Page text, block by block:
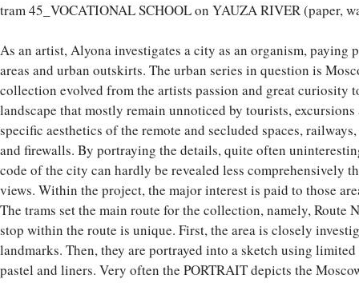
tram 45_VOCATIONAL SCHOOL on YAUZA RIVER (paper,
As an artist, Alyona investigates a city as an organism,
areas and urban outskirts. The urban series in question is
collection evolved from the artists passion and great curiosity
landscape that mostly remain unnoticed by tourists,
specific aesthetics of the remote and secluded spaces,
and firewalls. By portraying the details, quite often
code of the city can hardly be revealed less comprehensively
views. Within the project, the major interest is paid to those
The trams set the main route for the collection, namely, Route
stop within the route is unique. First, the area is closely
landmarks. Then, they are portrayed into a sketch using
pastel and liners. Very often the PORTRAIT depicts the